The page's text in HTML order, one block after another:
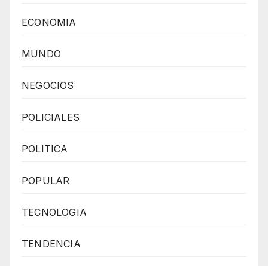
ECONOMIA
MUNDO
NEGOCIOS
POLICIALES
POLITICA
POPULAR
TECNOLOGIA
TENDENCIA